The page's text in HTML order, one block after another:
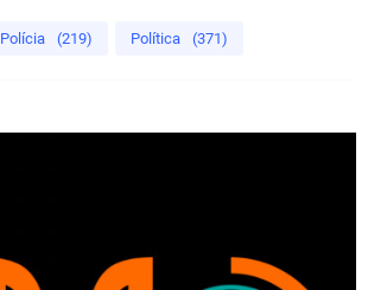
Polícia (219) Política (371)